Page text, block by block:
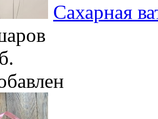
Сахарная